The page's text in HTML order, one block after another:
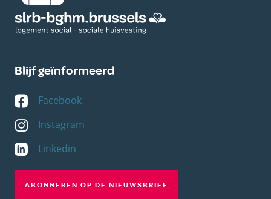
Blijf geïnformeerd
Facebook
Instagram
Linkedin
ABONNEREN OP DE NIEUWSBRIEF